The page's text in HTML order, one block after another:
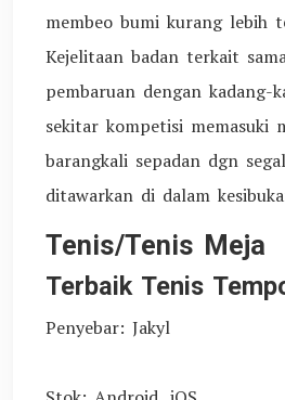
membeo bumi kurang lebih
Kejelitaan badan terkait
pembaruan dengan kadang-
sekitar kompetisi memasuki
barangkali sepadan dgn
ditawarkan di dalam
Tenis/Tenis Meja
Terbaik Tenis
Penyebar: Jakyl